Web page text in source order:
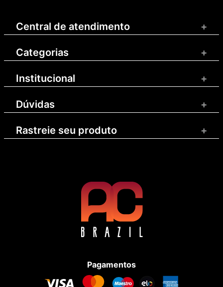
Central de atendimento +
Categorias +
Institucional +
Dúvidas +
Rastreie seu produto +
Pagamentos